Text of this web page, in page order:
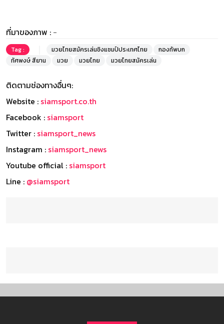
ที่มาของภาพ : -
Tag : มวยไทยสมัครเล่นชิงแชมป์ประเทศไทย
กองทัพบก
ทัศพงษ์ สียาน
มวย มวยไทย มวยไทยสมัครเล่น
ติดตามช่องทางอื่นๆ:
Website : siamsport.co.th
Facebook : siamsport
Twitter : siamsport_news
Instagram : siamsport_news
Youtube official : siamsport
Line : @siamsport